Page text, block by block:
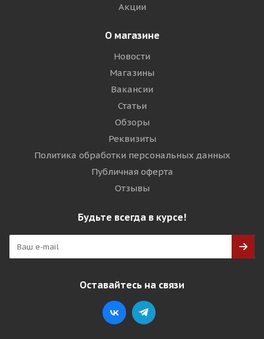
Акции
О магазине
Новости
Магазины
Вакансии
Статьи
Обзоры
Реквизиты
Политика обработки персональных данных
Публичная оферта
Отзывы
Будьте всегда в курсе!
Оставайтесь на связи